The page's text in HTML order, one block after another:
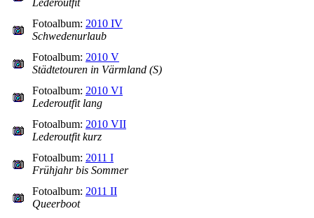
Lederoutfit
Fotoalbum: 2010 IV
Schwedenurlaub
Fotoalbum: 2010 V
Städtetouren in Värmland (S)
Fotoalbum: 2010 VI
Lederoutfit lang
Fotoalbum: 2010 VII
Lederoutfit kurz
Fotoalbum: 2011 I
Frühjahr bis Sommer
Fotoalbum: 2011 II
Queerboot